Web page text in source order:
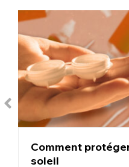
noire centrale. Couramment
costumes de diables, de
systématiquement en tête
à l'approche d'Halloween.
Lentilles Volturi – Conçues
nos lentilles Volturi rouges
auprès des cosplayers de
conventions et des fêtards
Lentilles de contact rouges
d'effets spéciaux et des
composé d'une série de
Comment
soleil